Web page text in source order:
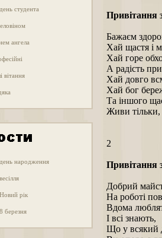
студента
ангела
вітання
народження
рік
березня
Привітання
Бажаєм
Хай щастя і
Хай горе
А радість
Хай довго
Хай бог
Та іншого
Живи тільки,
2
Привітання
Добрий
Hа роботі
Вдома
І всі знають,
Що у всякий